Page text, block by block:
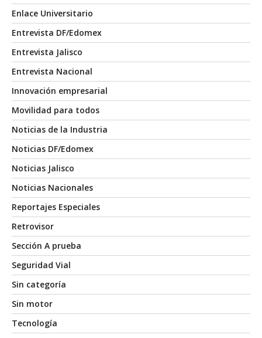
Enlace Universitario
Entrevista DF/Edomex
Entrevista Jalisco
Entrevista Nacional
Innovación empresarial
Movilidad para todos
Noticias de la Industria
Noticias DF/Edomex
Noticias Jalisco
Noticias Nacionales
Reportajes Especiales
Retrovisor
Sección A prueba
Seguridad Vial
Sin categoría
Sin motor
Tecnología